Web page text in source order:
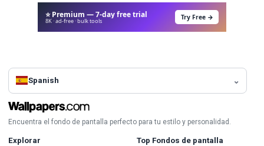
⭐ Premium — 7-day free trial
8K · ad-free · bulk tools Try Free →
Spanish
Encuentra el fondo de pantalla perfecto para tu estilo y personalidad.
Explorar
Top Fondos de pantalla